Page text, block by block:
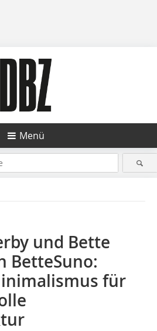
Menü
und Bette
BetteSuno:
für